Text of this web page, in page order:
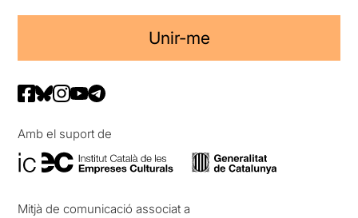
Unir-me
Amb el suport de
Mitjà de comunicació associat a